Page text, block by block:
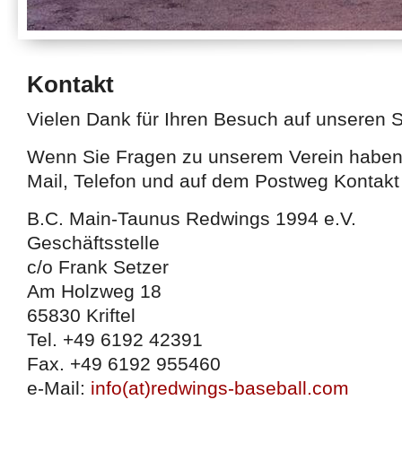
Kontakt
Vielen Dank für Ihren Besuch auf unseren
Wenn Sie Fragen zu unserem Verein
Mail, Telefon und auf dem Postweg
B.C. Main-Taunus Redwings 1994 e.V.
Geschäftsstelle
c/o Frank Setzer
Am Holzweg 18
65830 Kriftel
Tel. +49 6192 42391
Fax. +49 6192 955460
e-Mail: info(at)redwings-baseball.com